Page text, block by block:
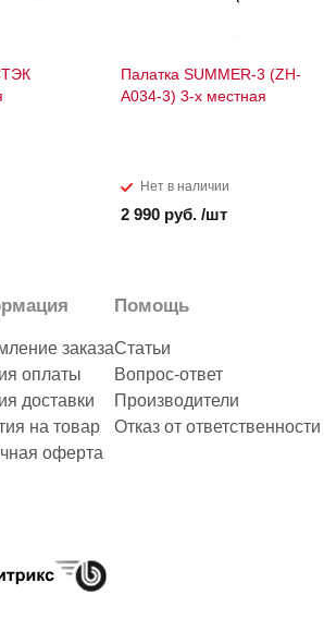
Палатка SUMMER-3 (ZH-
A034-3) 3-х местная
Нет в наличии
2 990 руб. /шт
заказа
оплаты
доставки
на товар
оферта
Помощь
Статьи
Вопрос-ответ
Производители
Отказ от ответственности